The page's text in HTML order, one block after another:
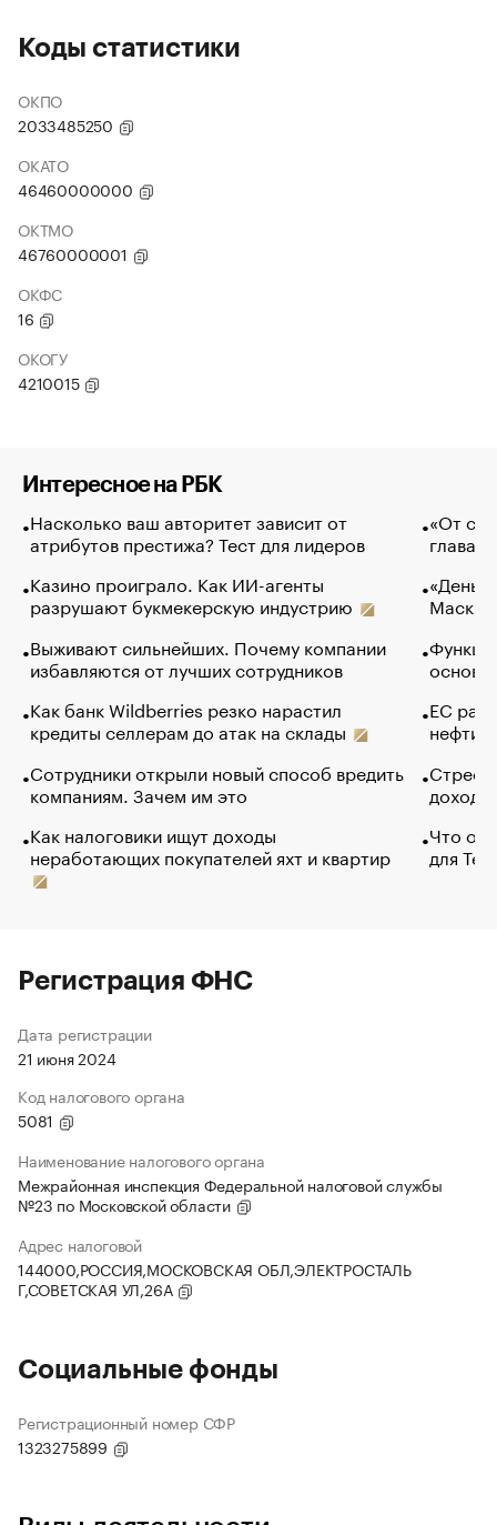
Коды статистики
ОКПО
2033485250
ОКАТО
46460000000
ОКТМО
46760000001
ОКФС
16
ОКОГУ
4210015
Интересное на РБК
Насколько ваш авторитет зависит от
атрибутов престижа? Тест для лидеров
Казино проиграло. Как ИИ-агенты
разрушают букмекерскую индустрию
Выживают сильнейших. Почему компании
избавляются от лучших сотрудников
Как банк Wildberries резко нарастил
кредиты селлерам до атак на склады
Сотрудники открыли новый способ вредить
компаниям. Зачем им это
Как налоговики ищут доходы
неработающих покупателей яхт и квартир
«От
глава
Маск в
основ
ЕС
нефти
Что
для
Регистрация ФНС
Дата регистрации
21 июня 2024
Код налогового органа
5081
Наименование налогового органа
Межрайонная инспекция Федеральной налоговой службы
№23 по Московской области
Адрес налоговой
144000,РОССИЯ,МОСКОВСКАЯ ОБЛ,ЭЛЕКТРОСТАЛЬ
Г,СОВЕТСКАЯ УЛ,26А
Социальные фонды
Регистрационный номер СФР
1323275899